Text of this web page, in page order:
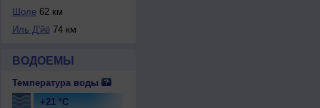
Шоле62 км
Иль Д'йё74 км
ВОДОЕМЫ
Температура воды
+21 °C